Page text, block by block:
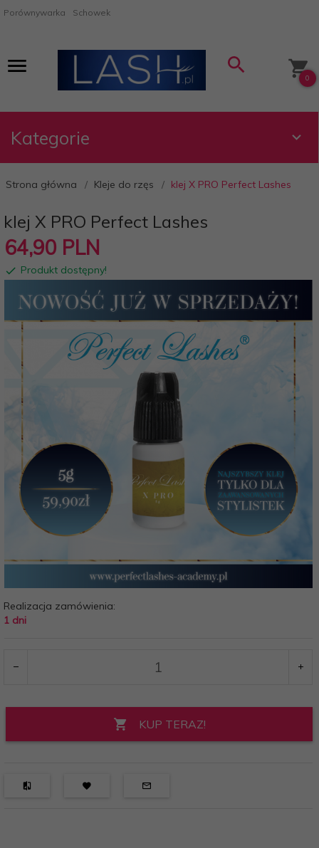
Porównywarka Schowek
0
Kategorie
Strona główna Kleje do rzęs klej X PRO Perfect Lashes
klej X PRO Perfect Lashes
64,90 PLN
Produkt dostępny!
Realizacja zamówienia:
1 dni
KUP TERAZ!